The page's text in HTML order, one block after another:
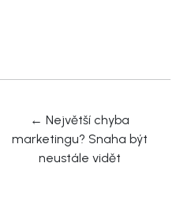
← Největší chyba
marketingu? Snaha být
neustále vidět